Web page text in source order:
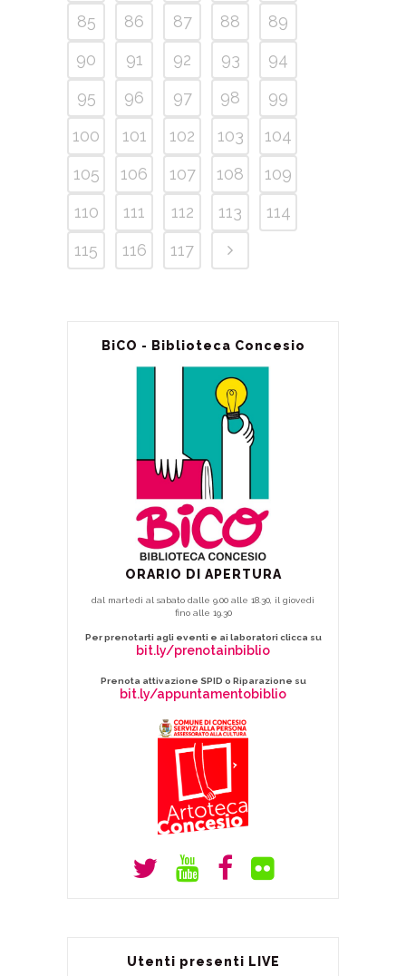
85
86 87 88
89
90
91 92 93
94
95
96 97 98
99
100
101 102 103
104
105
106 107 108
109
110
111 112 113
114
115
116 117
BiCO - Biblioteca Concesio
ORARIO DI APERTURA
dal martedì al sabato dalle 9.00 alle 18.30, il giovedì
fino alle 19.30
Per prenotarti agli eventi e ai laboratori clicca su
bit.ly/prenotainbiblio
Prenota attivazione SPID o Riparazione su
bit.ly/appuntamentobiblio
Utenti presenti LIVE